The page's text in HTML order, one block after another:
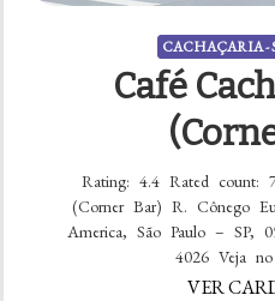
CACHAÇARIA -
Café
Rating: 4.4 Rated count:
(Corner Bar) R. Cônego
America, São Paulo – SP,
4026 Veja
VER